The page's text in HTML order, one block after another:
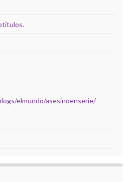
elmundo/asesinoenserie/